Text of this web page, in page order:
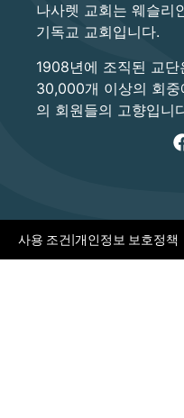
나사렛 교회는 웨슬리
기독교 교회입니다.
1908년에 조직된 교
30,000개 이상의 회
의 회원들의 고향입니
사용 조건|개인정보 보호정책